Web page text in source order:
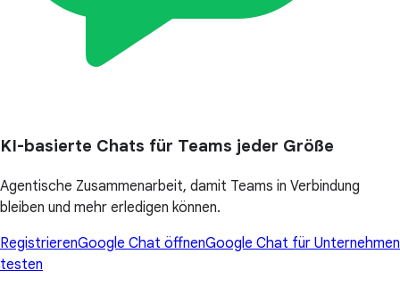
KI-basierte Chats für Teams jeder Größe
Agentische Zusammenarbeit, damit Teams in Verbindung
bleiben und mehr erledigen können.
RegistrierenGoogle Chat öffnenGoogle Chat für Unternehmen
testen